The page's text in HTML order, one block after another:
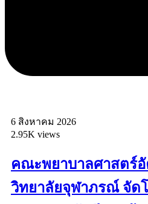
6 สิงหาคม 2026
2.95K views
คณะพยาบาลศาสตร์
วิทยาลัยจุฬาภรณ์ จัด